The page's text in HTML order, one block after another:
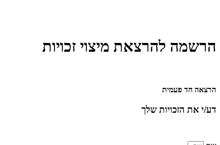
להרצאת מיצוי זכויות
פעמית
שלך